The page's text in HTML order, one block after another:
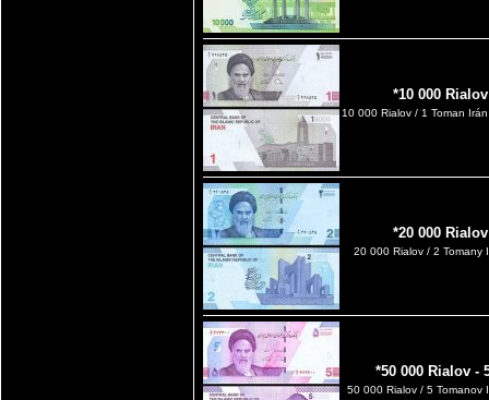
*10 000
10 000 Rialov / 1 Toman
*20 000
20 000 Rialov / 2 Tomany
*50 000 Rialov -
50 000 Rialov / 5 Tomanov